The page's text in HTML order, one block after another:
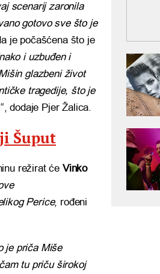
scenarij zaronila
gotovo sve što je
je počašćena što je
i uzbuđen i
glazbeni život
tragedije, što je
dodaje Pjer Žalica.
Šuput
režirat će Vinko
Perice, rođeni
je priča Miše
tu priču širokoj